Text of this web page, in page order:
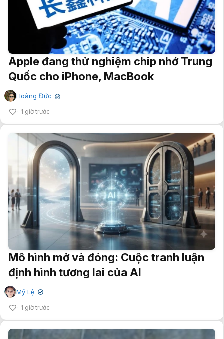
Apple đang thử nghiệm chip nhớ Trung
Quốc cho iPhone, MacBook
Hoàng Đức ✔
1 giờ trước
Mô hình mở và đóng: Cuộc tranh luận
định hình tương lai của AI
Mỹ Lệ ✔
1 giờ trước